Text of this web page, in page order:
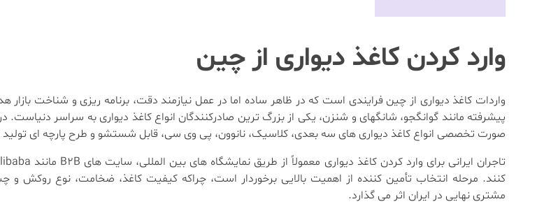
وارد کردن کاغذ دیواری از چین
واردات کاغذ دیواری از چین فرایندی است که در ظاهر ساده اما در عمل نیازمند دقت، برنامه ریزی و شناخت
پیشرفته مانند گوانگجو، شانگهای و شنزن، یکی از بزرگ ترین صادرکنندگان انواع کاغذ دیواری به سراسر دنیاست.
صورت تخصصی انواع کاغذ دیواری های سه بعدی، کلاسیک، نانوون، پی وی سی، قابل شستشو و طرح پارچه ای تولید
کنند. مرحله انتخاب تأمین کننده از اهمیت بالایی برخوردار است، چراکه کیفیت کاغذ، ضخامت، نوع
مشتری نهایی در ایران اثر می گذارد.